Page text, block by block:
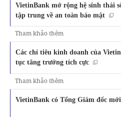
VietinBank mở rộng hệ sinh thái
tập trung về an toàn bảo mật
Tham khảo thêm
Các chỉ tiêu kinh doanh của
tục tăng trưởng tích cực
Tham khảo thêm
VietinBank có Tổng Giám đốc mới